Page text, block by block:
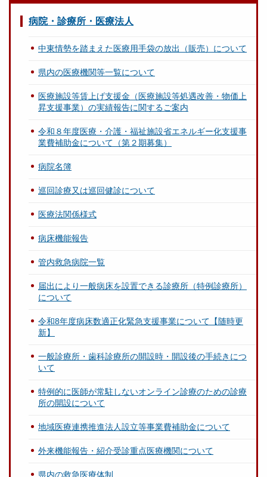
病院・診療所・医療法人
中東情勢を踏まえた医療用手袋の放出（販売）について
県内の医療機関等一覧について
医療施設等賃上げ支援金（医療施設等処遇改善・物価上
昇支援事業）の実績報告に関するご案内
令和８年度医療・介護・福祉施設省エネルギー化支援事
業費補助金について（第２期募集）
病院名簿
巡回診療又は巡回健診について
医療法関係様式
病床機能報告
管内救急病院一覧
届出により一般病床を設置できる診療所（特例診療所）
について
令和8年度病床数適正化緊急支援事業について【随時更
新】
一般診療所・歯科診療所の開設時・開設後の手続きにつ
いて
特例的に医師が常駐しないオンライン診療のための診療
所の開設について
地域医療連携推進法人設立等事業費補助金について
外来機能報告・紹介受診重点医療機関について
県内の救急医療体制